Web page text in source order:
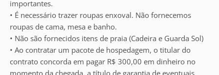
importantes.
• É necessário trazer roupas enxoval. Não fornecemos
roupas de cama, mesa e banho.
• Não são fornecidos itens de praia (Cadeira e Guarda Sol)
• Ao contratar um pacote de hospedagem, o titular do
contrato concorda em pagar R$ 300,00 em dinheiro no
momento da chegada, a título de garantia de eventuais